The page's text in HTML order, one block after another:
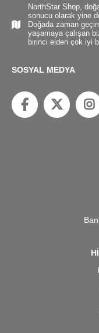
NorthStar Shop,
sonucu olarak yine
Doğada zaman
yaşamaya çalışan
birinci elden çok iyi
SOSYAL MEDYA